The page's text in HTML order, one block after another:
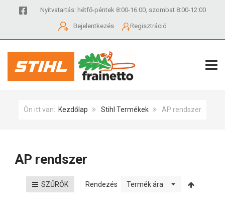
Nyitvatartás: hétfő-péntek 8:00-16:00, szombat 8:00-12:00
Bejelentkezés Regisztráció
Ön itt van: Kezdőlap Stihl Termékek AP rendszer
AP rendszer
SZŰRŐK Rendezés Termék ára